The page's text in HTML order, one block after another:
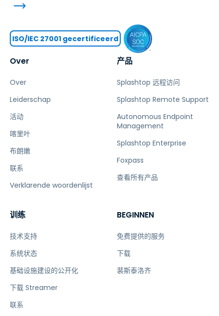
Over
Over
Leiderschap
活动
喀里叶
布朗嫩
联系
Verklarende woordenlijst
产品
Splashtop 远程访问
Splashtop Remote Support
Autonomous Endpoint
Management
Splashtop Enterprise
Foxpass
查看所有产品
训练
技术支持
系统状态
基础设施建设的公开化
下载 Streamer
联系
BEGINNEN
免费提供的服务
下载
裴斯泰洛齐
ISO/IEC 27001 gecertificeerd